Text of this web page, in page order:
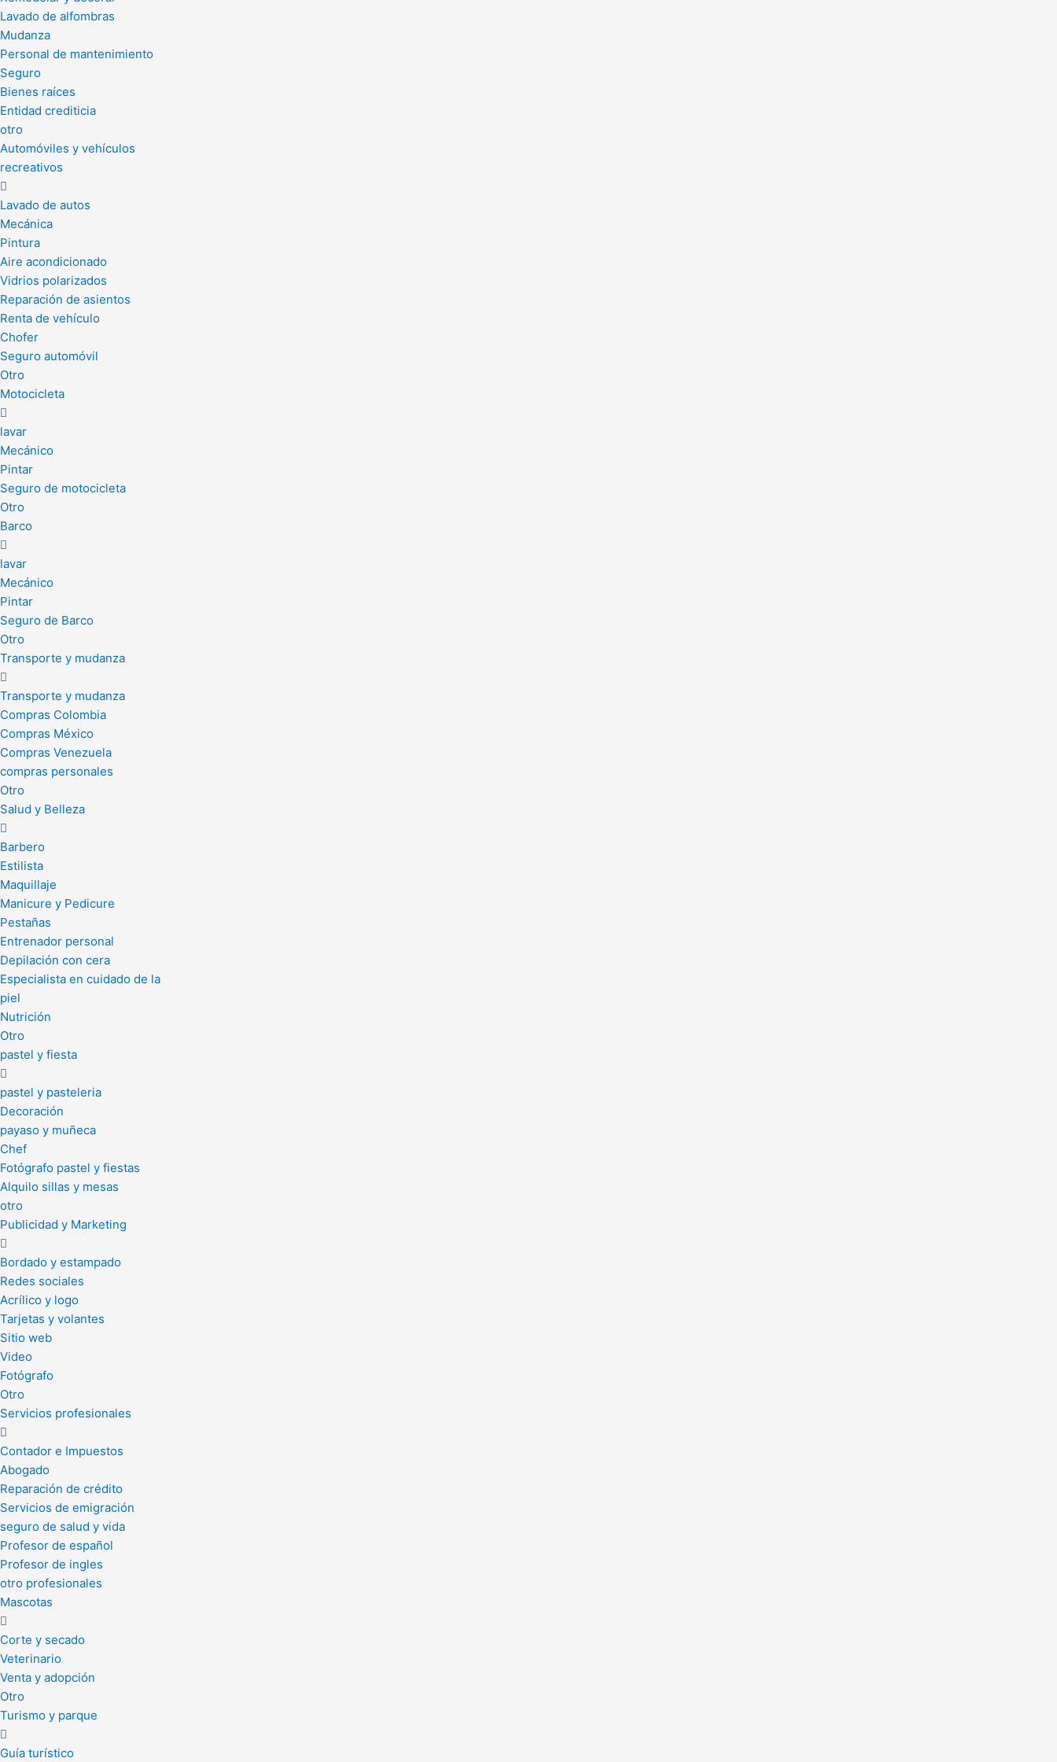
Lavado de alfombras
Mudanza
Personal de mantenimiento
Seguro
Bienes raíces
Entidad crediticia
otro
Automóviles y vehículos
recreativos
Lavado de autos
Mecánica
Pintura
Aire acondicionado
Vidrios polarizados
Reparación de asientos
Renta de vehículo
Chofer
Seguro automóvil
Otro
Motocicleta
lavar
Mecánico
Pintar
Seguro de motocicleta
Otro
Barco
lavar
Mecánico
Pintar
Seguro de Barco
Otro
Transporte y mudanza
Transporte y mudanza
Compras Colombia
Compras México
Compras Venezuela
compras personales
Otro
Salud y Belleza
Barbero
Estilista
Maquillaje
Manicure y Pedicure
Pestañas
Entrenador personal
Depilación con cera
Especialista en cuidado de la
piel
Nutrición
Otro
pastel y fiesta
pastel y pasteleria
Decoración
payaso y muñeca
Chef
Fotógrafo pastel y fiestas
Alquilo sillas y mesas
otro
Publicidad y Marketing
Bordado y estampado
Redes sociales
Acrílico y logo
Tarjetas y volantes
Sitio web
Video
Fotógrafo
Otro
Servicios profesionales
Contador e Impuestos
Abogado
Reparación de crédito
Servicios de emigración
seguro de salud y vida
Profesor de español
Profesor de ingles
otro profesionales
Mascotas
Corte y secado
Veterinario
Venta y adopción
Otro
Turismo y parque
Guía turístico